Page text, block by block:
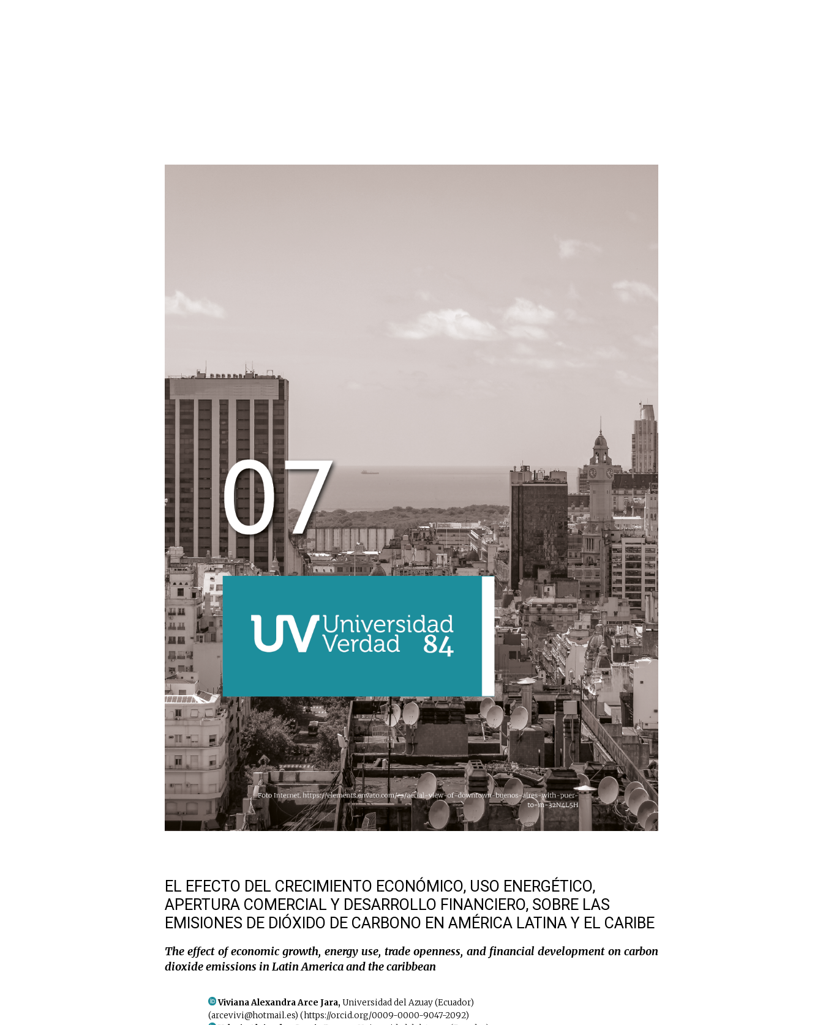
EL EFECTO DEL CRECIMIENTO ECONÓMICO, USO ENERGÉTICO,
APERTURA COMERCIAL Y DESARROLLO FINANCIERO, SOBRE LAS
EMISIONES DE DIÓXIDO DE CARBONO EN AMÉRICA LATINA Y EL CARIBE
The effect of economic growth, energy use, trade openness, and financial development on carbon
dioxide emissions in Latin America and the caribbean
Viviana Alexandra Arce Jara, Universidad del Azuay (Ecuador)
(arcevivi@hotmail.es) (https://orcid.org/0009-0000-9047-2092)